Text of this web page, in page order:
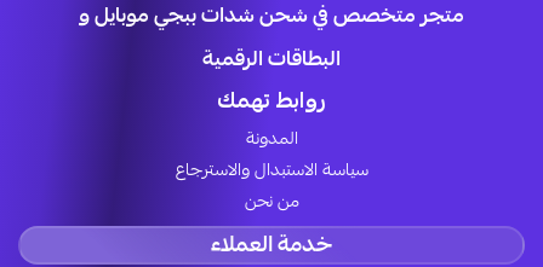
متجر متخصص في شحن شدات ببجي موبايل و
البطاقات الرقمية
روابط تهمك
المدونة
سياسة الاستبدال والاسترجاع
من نحن
خدمة العملاء